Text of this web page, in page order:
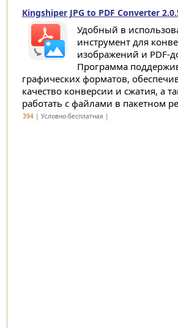
Kingshiper JPG to PDF Converter
Удобный в
инструмент для
изображений и PDF-
Программа
графических форматов,
качество конверсии и сжатия, а
работать с файлами в пакетном
394| Условно-бесплатная |